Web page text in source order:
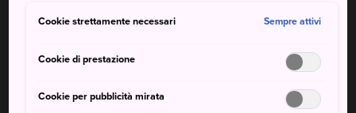
Banchi di ghiaccio
Cookie strettamente necessari Sempre attivi
Cookie di prestazione
Cookie per pubblicità mirata